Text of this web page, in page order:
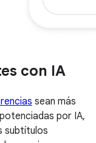
con IA
sean más
por IA,
subtítulos